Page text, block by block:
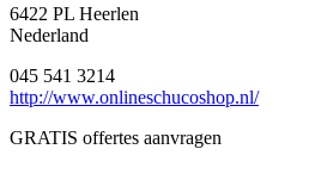
6422 PL Heerlen
Nederland
045 541 3214
http://www.onlineschucoshop.nl/
GRATIS offertes aanvragen